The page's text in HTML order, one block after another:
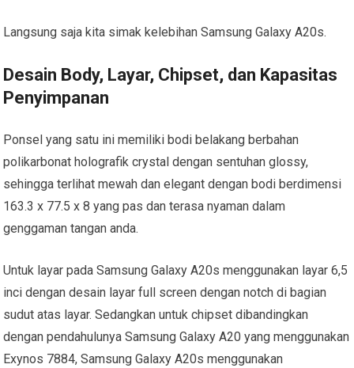
Langsung saja kita simak kelebihan Samsung Galaxy A20s.
Desain Body, Layar, Chipset, dan Kapasitas
Penyimpanan
Ponsel yang satu ini memiliki bodi belakang berbahan
polikarbonat holografik crystal dengan sentuhan glossy,
sehingga terlihat mewah dan elegant dengan bodi berdimensi
163.3 x 77.5 x 8 yang pas dan terasa nyaman dalam
genggaman tangan anda.
Untuk layar pada Samsung Galaxy A20s menggunakan layar 6,5
inci dengan desain layar full screen dengan notch di bagian
sudut atas layar. Sedangkan untuk chipset dibandingkan
dengan pendahulunya Samsung Galaxy A20 yang menggunakan
Exynos 7884, Samsung Galaxy A20s menggunakan